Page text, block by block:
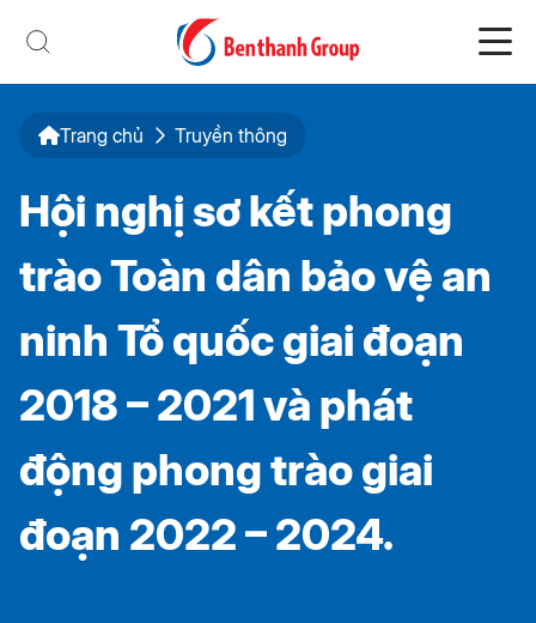
Trang chủ Truyền thông
Hội nghị sơ kết phong
trào Toàn dân bảo vệ an
ninh Tổ quốc giai đoạn
2018 – 2021 và phát
động phong trào giai
đoạn 2022 – 2024.